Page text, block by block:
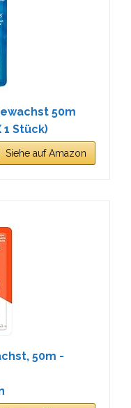
50m
1 Stück)
Siehe auf Amazon
50m -